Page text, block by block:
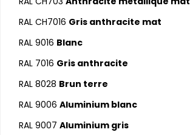
RAL CH7016 Gris anthracite mat
RAL 9016 Blanc
RAL 7016 Gris anthracite
RAL 8028 Brun terre
RAL 9006 Aluminium blanc
RAL 9007 Aluminium gris